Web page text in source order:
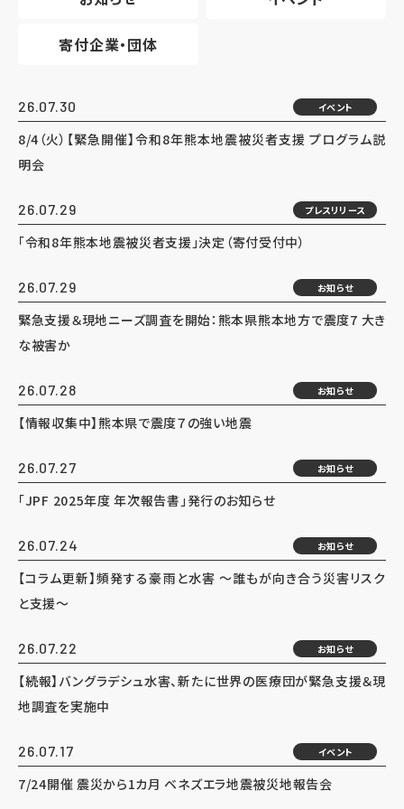
寄付企業・団体
26.07.30 イベント
8/4（火）【緊急開催】令和8年熊本地震被災者支援 プログラム説
明会
26.07.29 プレスリリース
「令和8年熊本地震被災者支援」決定（寄付受付中）
26.07.29 お知らせ
緊急支援＆現地ニーズ調査を開始：熊本県熊本地方で震度7 大き
な被害か
26.07.28 お知らせ
【情報収集中】熊本県で震度７の強い地震
26.07.27 お知らせ
「JPF 2025年度 年次報告書」発行のお知らせ
26.07.24 お知らせ
【コラム更新】頻発する豪雨と水害 ～誰もが向き合う災害リスク
と支援～
26.07.22 お知らせ
【続報】バングラデシュ水害、新たに世界の医療団が緊急支援＆現
地調査を実施中
26.07.17 イベント
7/24開催 震災から1カ月 ベネズエラ地震被災地報告会